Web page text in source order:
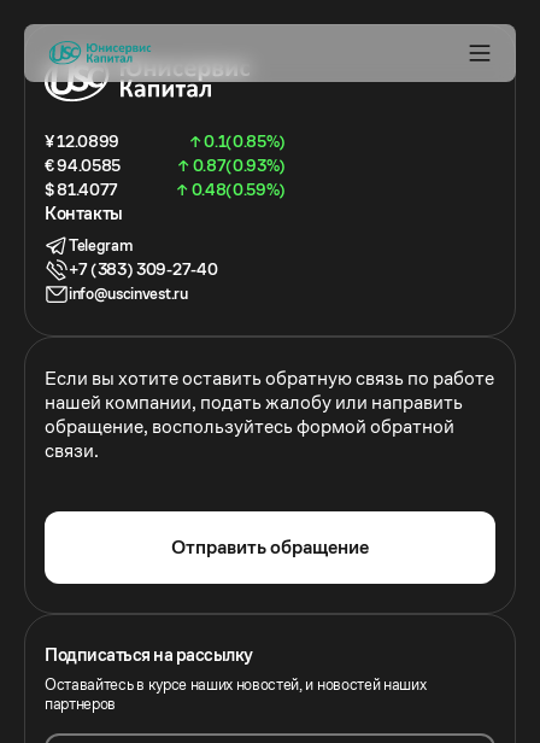
¥ 12.0899
↑ 0.1(0.85%)
€ 94.0585
↑ 0.87(0.93%)
$ 81.4077
↑ 0.48(0.59%)
Контакты
Telegram
+7 (383) 309-27-40
info@uscinvest.ru
Если вы хотите оставить обратную связь по работе
нашей компании, подать жалобу или направить
обращение, воспользуйтесь формой обратной
связи.
Отправить обращение
Подписаться на рассылку
Оставайтесь в курсе наших новостей, и новостей наших
партнеров